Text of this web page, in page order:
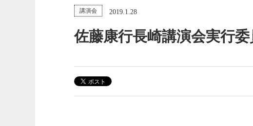
講演会 2019.1.28
佐藤康行長崎講演会実行